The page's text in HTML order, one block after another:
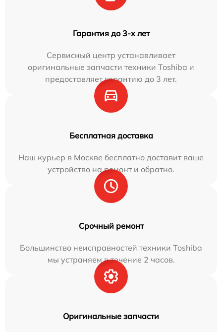
Гарантия до 3-х лет
Сервисный центр устанавливает
оригинальные запчасти техники Toshiba и
предоставляет гарантию до 3 лет.
Бесплатная доставка
Наш курьер в Москве бесплатно доставит ваше
устройство на ремонт и обратно.
Срочный ремонт
Большинство неисправностей техники Toshiba
мы устраняем в течение 2 часов.
Оригинальные запчасти